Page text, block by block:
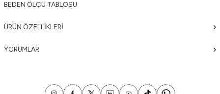
BEDEN ÖLÇÜ TABLOSU
ÜRÜN ÖZELLIKLERI
YORUMLAR